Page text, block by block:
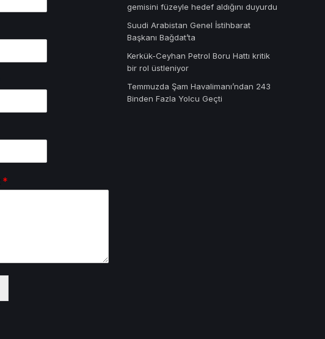
*
gemisini füzeyle hedef aldığını duyurdu
Suudi Arabistan Genel İstihbarat
Başkanı Bağdat’ta
Kerkük-Ceyhan Petrol Boru Hattı kritik
bir rol üstleniyor
Temmuzda Şam Havalimanı’ndan 243
Binden Fazla Yolcu Geçti